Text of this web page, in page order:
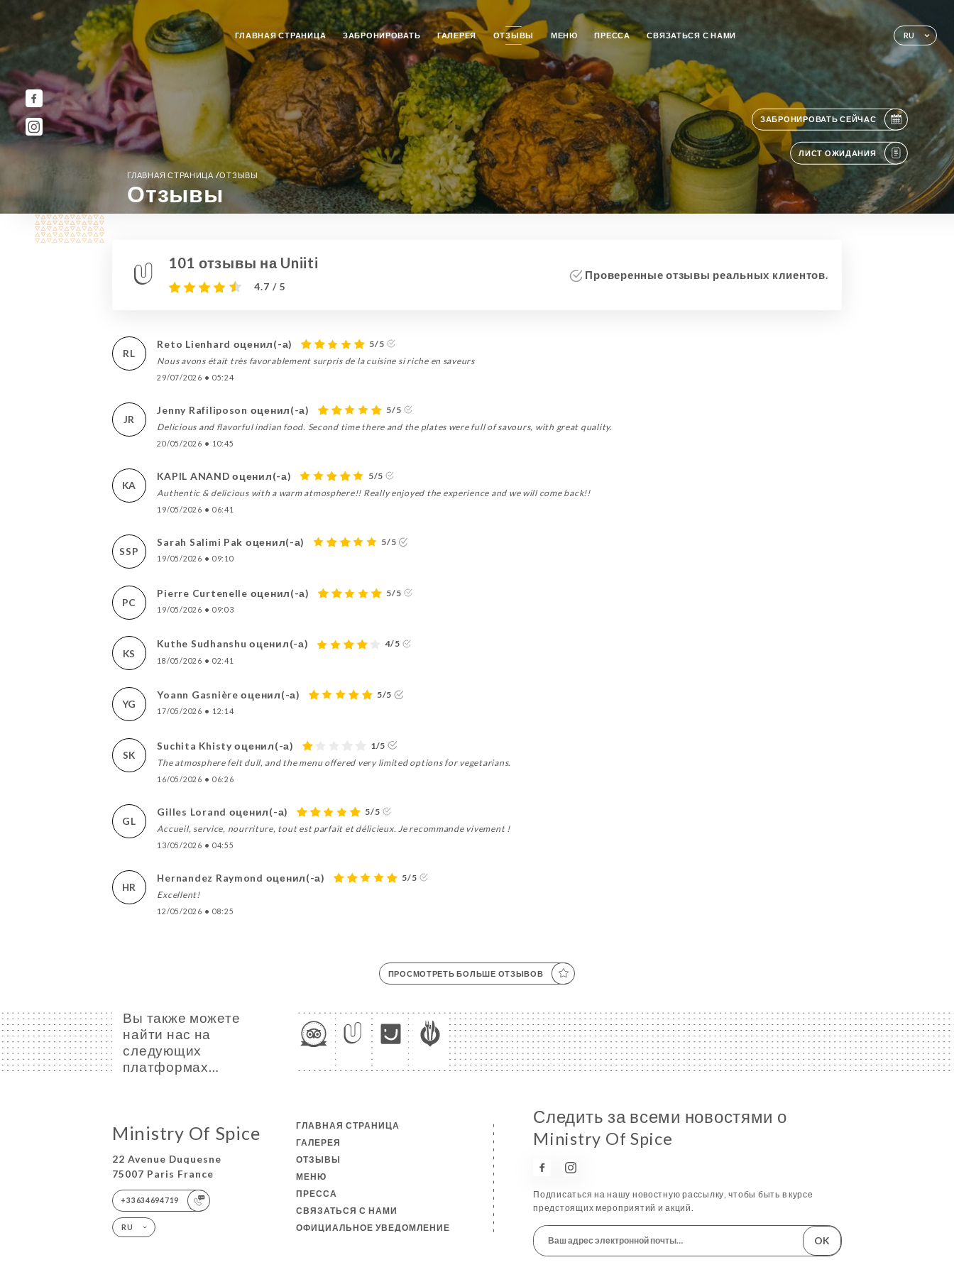
RU
ГЛАВНАЯ СТРАНИЦА ЗАБРОНИРОВАТЬ ГАЛЕРЕЯ ОТЗЫВЫ МЕНЮ ПРЕССА СВЯЗАТЬСЯ С НАМИ
ЗАБРОНИРОВАТЬ СЕЙЧАС
ЛИСТ ОЖИДАНИЯ
ГЛАВНАЯ СТРАНИЦА /ОТЗЫВЫ
Отзывы
101 отзывы на Uniiti
4.7 / 5
Проверенные отзывы реальных клиентов.
RL
Reto Lienhard оценил(-а)
5/5
Nous avons était très favorablement surpris de la cuisine si riche en saveurs
29/07/2026 • 05:24
JR
Jenny Rafiliposon оценил(-а)
5/5
Delicious and flavorful indian food. Second time there and the plates were full of savours, with great quality.
20/05/2026 • 10:45
KA
KAPIL ANAND оценил(-а)
5/5
Authentic & delicious with a warm atmosphere!! Really enjoyed the experience and we will come back!!
19/05/2026 • 06:41
SSP
Sarah Salimi Pak оценил(-а) 5/5
19/05/2026 • 09:10
PC
Pierre Curtenelle оценил(-а) 5/5
19/05/2026 • 09:03
KS
Kuthe Sudhanshu оценил(-а) 4/5
18/05/2026 • 02:41
YG
Yoann Gasnière оценил(-а) 5/5
17/05/2026 • 12:14
SK
Suchita Khisty оценил(-а)
1/5
The atmosphere felt dull, and the menu offered very limited options for vegetarians.
16/05/2026 • 06:26
GL
Gilles Lorand оценил(-а)
5/5
Accueil, service, nourriture, tout est parfait et délicieux. Je recommande vivement !
13/05/2026 • 04:55
HR
Hernandez Raymond оценил(-а)
5/5
Excellent!
12/05/2026 • 08:25
ПРОСМОТРЕТЬ БОЛЬШЕ ОТЗЫВОВ
Вы также можете
найти нас на
следующих
платформах…
Ministry Of Spice
22 Avenue Duquesne
75007 Paris France
+33634694719
RU
ГЛАВНАЯ СТРАНИЦА
ГАЛЕРЕЯ
ОТЗЫВЫ
МЕНЮ
ПРЕССА
СВЯЗАТЬСЯ С НАМИ
ОФИЦИАЛЬНОЕ УВЕДОМЛЕНИЕ
Следить за всеми новостями о
Ministry Of Spice
Подписаться на нашу новостную рассылку, чтобы быть в курсе
предстоящих мероприятий и акций.
OK